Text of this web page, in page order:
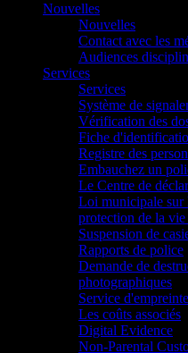
Nouvelles
Nouvelles
Contact avec les
Audiences
Services
Services
Système de
Vérification des
Fiche
Registre des
Embauchez un
Le Centre de
Loi municipale sur
protection de la
Suspension de
Rapports de police
Demande de
photographiques
Service
Les coûts associés
Digital Evidence
Non-Parental